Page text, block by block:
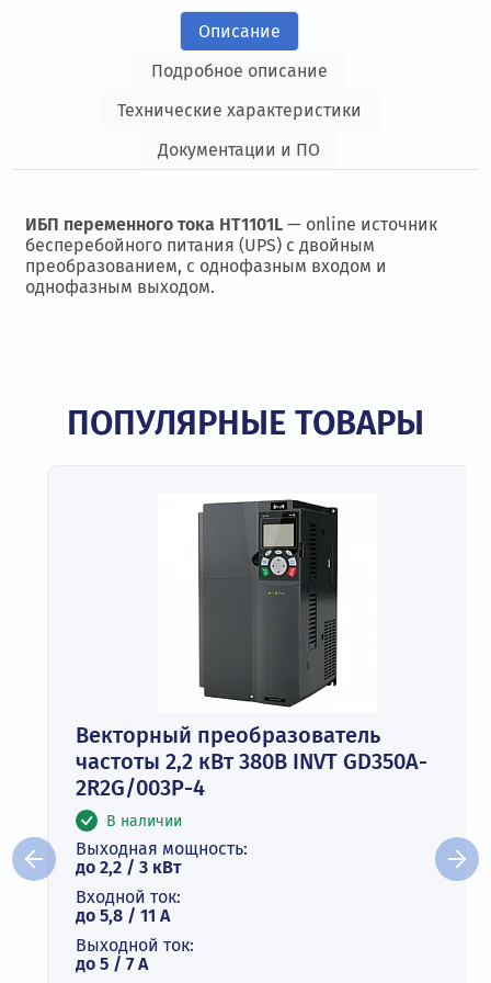
Описание
Подробное описание
Технические характеристики
Документации и ПО
ИБП переменного тока HT1101L — online источник
бесперебойного питания (UPS) с двойным
преобразованием, с однофазным входом и
однофазным выходом.
ПОПУЛЯРНЫЕ ТОВАРЫ
Векторный преобразователь
частоты 2,2 кВт 380В INVT GD350A-
2R2G/003P-4
В наличии
Выходная мощность:
до 2,2 / 3 кВт
Входной ток:
до 5,8 / 11 А
Выходной ток:
до 5 / 7 A